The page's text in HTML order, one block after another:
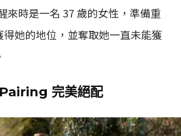
來時是一名 37 歲的女性，準備重
得她的地位，並奪取她一直未能獲
完美絕配